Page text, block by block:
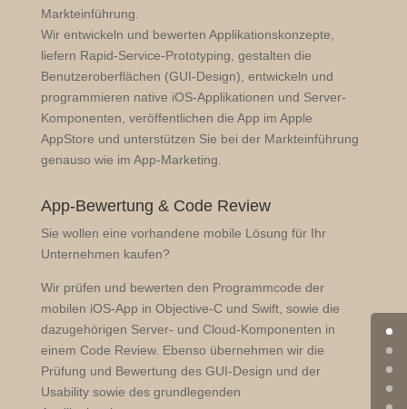
Markteinführung.
Wir entwickeln und bewerten Applikationskonzepte,
liefern Rapid-Service-Prototyping, gestalten die
Benutzeroberflächen (GUI-Design), entwickeln und
programmieren native iOS-Applikationen und Server-
Komponenten, veröffentlichen die App im Apple
AppStore und unterstützen Sie bei der Markteinführung
genauso wie im App-Marketing.
App-Bewertung & Code Review
Sie wollen eine vorhandene mobile Lösung für Ihr
Unternehmen kaufen?
Wir prüfen und bewerten den Programmcode der
mobilen iOS-App in Objective-C und Swift, sowie die
dazugehörigen Server- und Cloud-Komponenten in
einem Code Review. Ebenso übernehmen wir die
Prüfung und Bewertung des GUI-Design und der
Usability sowie des grundlegenden